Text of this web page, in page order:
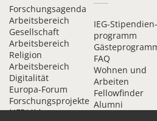
Forschungsagenda
Arbeitsbereich
Gesellschaft
Arbeitsbereich
Religion
Arbeitsbereich
Digitalität
Europa-Forum
Forschungsprojekte
NFDI4Memory
IEG-Stipendien­
programm
FAQ
Wohnen und
Arbeiten
Fellowfinder
Alumni